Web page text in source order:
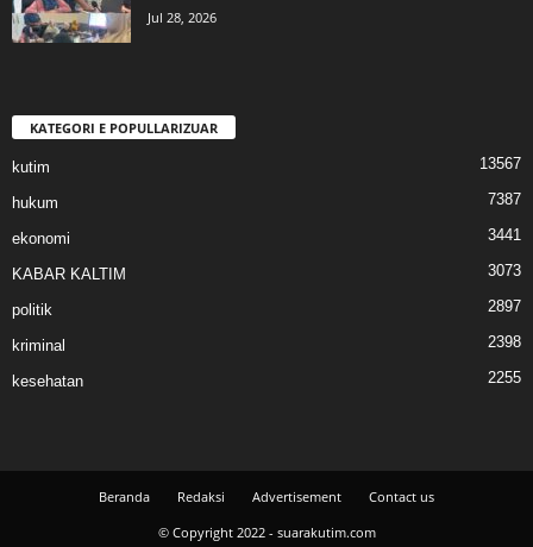
Jul 28, 2026
KATEGORI E POPULLARIZUAR
kutim 13567
hukum 7387
ekonomi 3441
KABAR KALTIM 3073
politik 2897
kriminal 2398
kesehatan 2255
Beranda Redaksi Advertisement
Contact us
© Copyright 2022 - suarakutim.com